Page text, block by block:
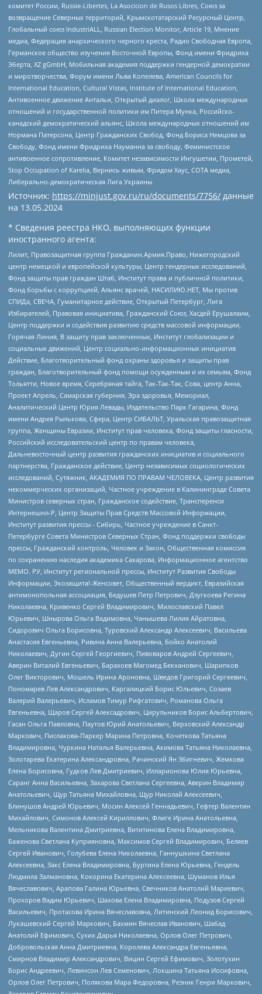
комитет России, Russie-Libertes, La Asocicion de Rusos Libres, Союз за
возвращение Северных территорий, Крымскотатарский Ресурсный Центр,
Глобальный союз IndustriALL, Russian Election Monitor, Article 19, Мнение
медиа, Федерация анархического черного креста, Радио Свободная Европа,
Германское общество изучения Восточной Европы, Фонд имени Фридриха
Эберта, XZ gGmbH, Мобильная академия поддержки гендерной демократии
и миротворчества, Форум имени Льва Копелева, American Councils for
International Education, Cultural Vistas, Institute of International Education,
Антивоенное движение Антальи, Открытый диалог, Школа международных
отношений и государственной политики им Питера Мунка, Российско-
канадский демократический альянс, Школа международных отношений им
Нормана Патерсона, Центр Гражданских Свобод, Фонд Бориса Немцова за
Свободу, Фонд имени Фридриха Науманна за свободу, Феминистское
антивоенное сопротивление, Комитет независимости Ингушетии, Прометей,
Stop Occupation of Karelia, Вернись живым, Фридом Хаус, СОТА медиа,
Либерально-демократическая Лига Украины
Источник: https://minjust.gov.ru/ru/documents/7756/ данные
на 13.05.2024
* Сведения реестра НКО, выполняющих функции
иностранного агента:
Лилит, Правозащитная группа Гражданин.Армия.Право, Нижегородский
центр немецкой и европейской культуры, Центр гендерных исследований,
Фонд защиты прав граждан Штаб, Институт права и публичной политики,
Фонд борьбы с коррупцией, Альянс врачей, НАСИЛИЮ.НЕТ, Мы против
СПИДа, СВЕЧА, Гуманитарное действие, Открытый Петербург, Лига
Избирателей, Правовая инициатива, Гражданский Союз, Хасдей Ерушалаим,
Центр поддержки и содействия развитию средств массовой информации,
Горячая Линия, В защиту прав заключенных, Институт глобализации и
социальных движений, Центр социально-информационных инициатив
Действие, Благотворительный фонд охраны здоровья и защиты прав
граждан, Благотворительный фонд помощи осужденным и их семьям, Фонд
Тольятти, Новое время, Серебряная тайга, Так-Так-Так, Сова, центр Анна,
Проект Апрель, Самарская губерния, Эра здоровья, Мемориал,
Аналитический Центр Юрия Левады, Издательство Парк Гагарина, Фонд
имени Андрея Рылькова, Сфера, Центр СИБАЛЬТ, Уральская правозащитная
группа, Женщины Евразии, Институт прав человека, Фонд защиты гласности,
Российский исследовательский центр по правам человека,
Дальневосточный центр развития гражданских инициатив и социального
партнерства, Гражданское действие, Центр независимых социологических
исследований, Сутяжник, АКАДЕМИЯ ПО ПРАВАМ ЧЕЛОВЕКА, Центр развития
некоммерческих организаций, Частное учреждение в Калининграде Совета
Министров северных стран, Гражданское содействие, Трансперенси
Интернешнл-Р, Центр Защиты Прав Средств Массовой Информации,
Институт развития прессы - Сибирь, Частное учреждение в Санкт-
Петербурге Совета Министров Северных Стран, Фонд поддержки свободы
прессы, Гражданский контроль, Человек и Закон, Общественная комиссия
по сохранению наследия академика Сахарова, Информационное агентство
МЕМО. РУ, Институт региональной прессы, Институт Развития Свободы
Информации, Экозащита!-Женсовет, Общественный вердикт, Евразийская
антимонопольная ассоциация, Бедушев Петр Петрович, Дзугкоева Регина
Николаевна, Кривенко Сергей Владимирович, Милославский Павел
Юрьевич, Шнырова Ольга Вадимовна, Чанышева Лилия Айратовна,
Сидорович Ольга Борисовна, Туровский Александр Алексеевич, Васильева
Анастасия Евгеньевна, Ривина Анна Валерьевна, Бойко Анатолий
Николаевич, Дугин Сергей Георгиевич, Пивоваров Андрей Сергеевич,
Аверин Виталий Евгеньевич, Барахоев Магомед Бекханович, Шарипков
Олег Викторович, Мошель Ирина Ароновна, Шведов Григорий Сергеевич,
Пономарев Лев Александрович, Каргалицкий Борис Юльевич, Созаев
Валерий Валерьевич, Исламов Тимур Рифгатович, Романова Ольга
Евгеньевна, Щаров Сергей Алексадрович, Цирульников Борис Альбертович,
Гасан Ольга Павловна, Паутов Юрий Анатольевич, Верховский Александр
Маркович, Пислакова-Паркер Марина Петровна, Кочеткова Татьяна
Владимировна, Чуркина Наталья Валерьевна, Акимова Татьяна Николаевна,
Золотарева Екатерина Александровна, Рачинский Ян Збигневич, Жемкова
Елена Борисовна, Гудков Лев Дмитриевич, Илларионова Юлия Юрьевна,
Саранг Анна Васильевна, Захарова Светлана Сергеевна, Аверин Владимир
Анатольевич, Щур Татьяна Михайловна, Щур Николай Алексеевич,
Блинушов Андрей Юрьевич, Мосин Алексей Геннадьевич, Гефтер Валентин
Михайлович, Симонов Алексей Кириллович, Флиге Ирина Анатольевна,
Мельникова Валентина Дмитриевна, Вититинова Елена Владимировна,
Баженова Светлана Куприяновна, Максимов Сергей Владимирович, Беляев
Сергей Иванович, Голубева Елена Николаевна, Ганнушкина Светлана
Алексеевна, Закс Елена Владимировна, Буртина Елена Юрьевна, Гендель
Людмила Залмановна, Кокорина Екатерина Алексеевна, Шуманов Илья
Вячеславович, Арапова Галина Юрьевна, Свечников Анатолий Мариевич,
Прохоров Вадим Юрьевич, Шахова Елена Владимировна, Подузов Сергей
Васильевич, Протасова Ирина Вячеславовна, Литинский Леонид Борисович,
Лукашевский Сергей Маркович, Бахмин Вячеслав Иванович, Шабад
Анатолий Ефимович, Сухих Дарья Николаевна, Орлов Олег Петрович,
Добровольская Анна Дмитриевна, Королева Александра Евгеньевна,
Смирнов Владимир Александрович, Вицин Сергей Ефимович, Золотухин
Борис Андреевич, Левинсон Лев Семенович, Локшина Татьяна Иосифовна,
Орлов Олег Петрович, Полякова Мара Федоровна, Резник Генри Маркович,